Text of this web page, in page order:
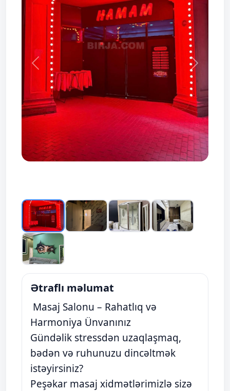
Prev Next
Ətraflı məlumat
Masaj Salonu – Rahatlıq və
Harmoniya Ünvanınız
Gündəlik stressdən uzaqlaşmaq,
bədən və ruhunuzu dincəltmək
istəyirsiniz?
Peşəkar masaj xidmətlərimizlə sizə